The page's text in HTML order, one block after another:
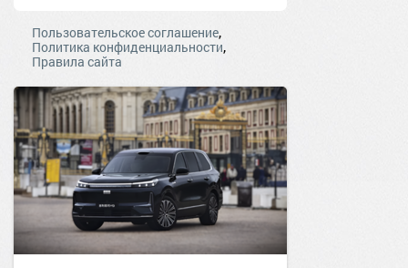
Пользовательское соглашение,
Политика конфиденциальности,
Правила сайта